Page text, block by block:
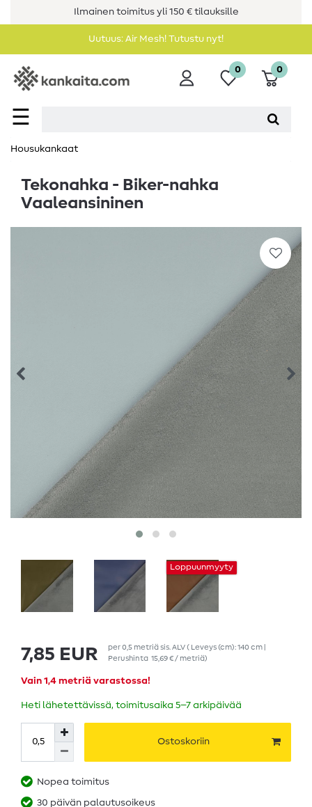
Ilmainen toimitus yli 150 € tilauksille
Uutuus: Air Mesh! Tutustu nyt!
☰
0 0
Housukankaat
Tekonahka - Biker-nahka
Vaaleansininen
Loppuunmyyty
7,85 EUR per0,5 metriäsis. ALV( Leveys (cm): 140 cm |
Perushinta 15,69 € / metriä)
Vain 1,4 metriä varastossa!
Heti lähetettävissä, toimitusaika 5–7 arkipäivää
Ostoskoriin
Nopea toimitus
30 päivän palautusoikeus